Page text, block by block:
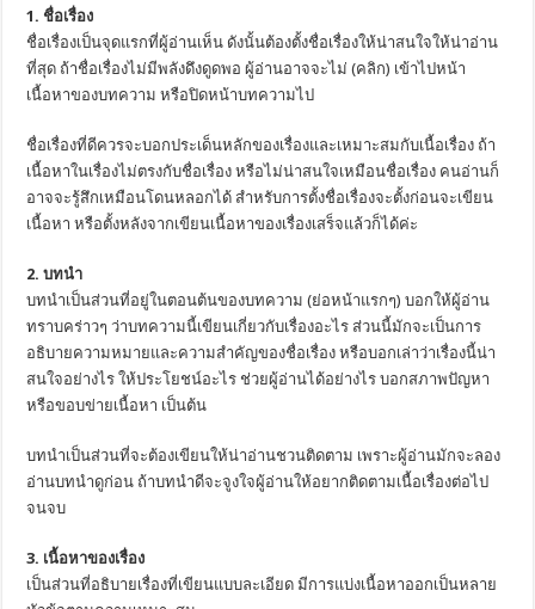
1. ชื่อเรื่อง
ชื่อเรื่องเป็นจุดแรกที่ผู้อ่านเห็น ดังนั้นต้องตั้งชื่อเรื่องให้น่าสนใจให้น่าอ่าน
ที่สุด ถ้าชื่อเรื่องไม่มีพลังดึงดูดพอ ผู้อ่านอาจจะไม่ (คลิก) เข้าไปหน้า
เนื้อหาของบทความ หรือปิดหน้าบทความไป
ชื่อเรื่องที่ดีควรจะบอกประเด็นหลักของเรื่องและเหมาะสมกับเนื้อเรื่อง ถ้า
เนื้อหาในเรื่องไม่ตรงกับชื่อเรื่อง หรือไม่น่าสนใจเหมือนชื่อเรื่อง คนอ่านก็
อาจจะรู้สึกเหมือนโดนหลอกได้ สำหรับการตั้งชื่อเรื่องจะตั้งก่อนจะเขียน
เนื้อหา หรือตั้งหลังจากเขียนเนื้อหาของเรื่องเสร็จแล้วก็ได้ค่ะ
2. บทนำ
บทนำเป็นส่วนที่อยู่ในตอนต้นของบทความ (ย่อหน้าแรกๆ) บอกให้ผู้อ่าน
ทราบคร่าวๆ ว่าบทความนี้เขียนเกี่ยวกับเรื่องอะไร ส่วนนี้มักจะเป็นการ
อธิบายความหมายและความสำคัญของชื่อเรื่อง หรือบอกเล่าว่าเรื่องนี้น่า
สนใจอย่างไร ให้ประโยชน์อะไร ช่วยผู้อ่านได้อย่างไร บอกสภาพปัญหา
หรือขอบข่ายเนื้อหา เป็นต้น
บทนำเป็นส่วนที่จะต้องเขียนให้น่าอ่านชวนติดตาม เพราะผู้อ่านมักจะลอง
อ่านบทนำดูก่อน ถ้าบทนำดีจะจูงใจผู้อ่านให้อยากติดตามเนื้อเรื่องต่อไป
จนจบ
3. เนื้อหาของเรื่อง
เป็นส่วนที่อธิบายเรื่องที่เขียนแบบละเอียด มีการแบ่งเนื้อหาออกเป็นหลาย